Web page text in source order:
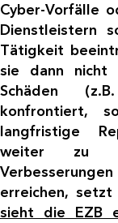
Cyber-Vorfälle
Dienstleistern
Tätigkeit
sie dann nicht
Schäden
konfrontiert,
langfristige
weiter zu
erreichen,
sieht die EZB